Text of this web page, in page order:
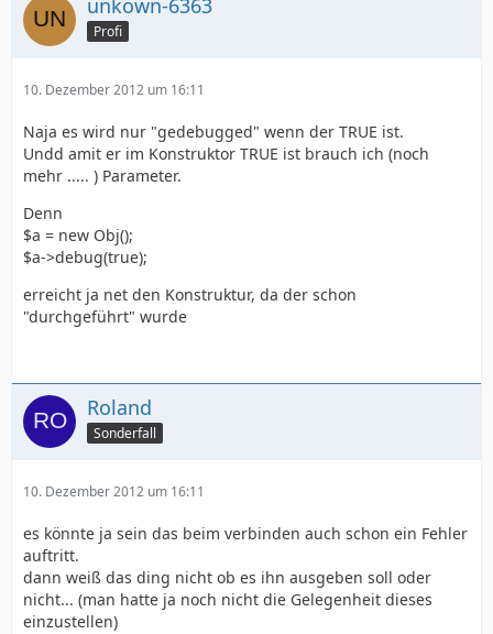
unkown-6363
Profi
10. Dezember 2012 um 16:11
Naja es wird nur "gedebugged" wenn der TRUE ist.
Undd amit er im Konstruktor TRUE ist brauch ich (noch
mehr ..... ) Parameter.
Denn
$a = new Obj();
$a->debug(true);
erreicht ja net den Konstruktur, da der schon
"durchgeführt" wurde
Roland
Sonderfall
10. Dezember 2012 um 16:11
es könnte ja sein das beim verbinden auch schon ein Fehler
auftritt.
dann weiß das ding nicht ob es ihn ausgeben soll oder
nicht... (man hatte ja noch nicht die Gelegenheit dieses
einzustellen)